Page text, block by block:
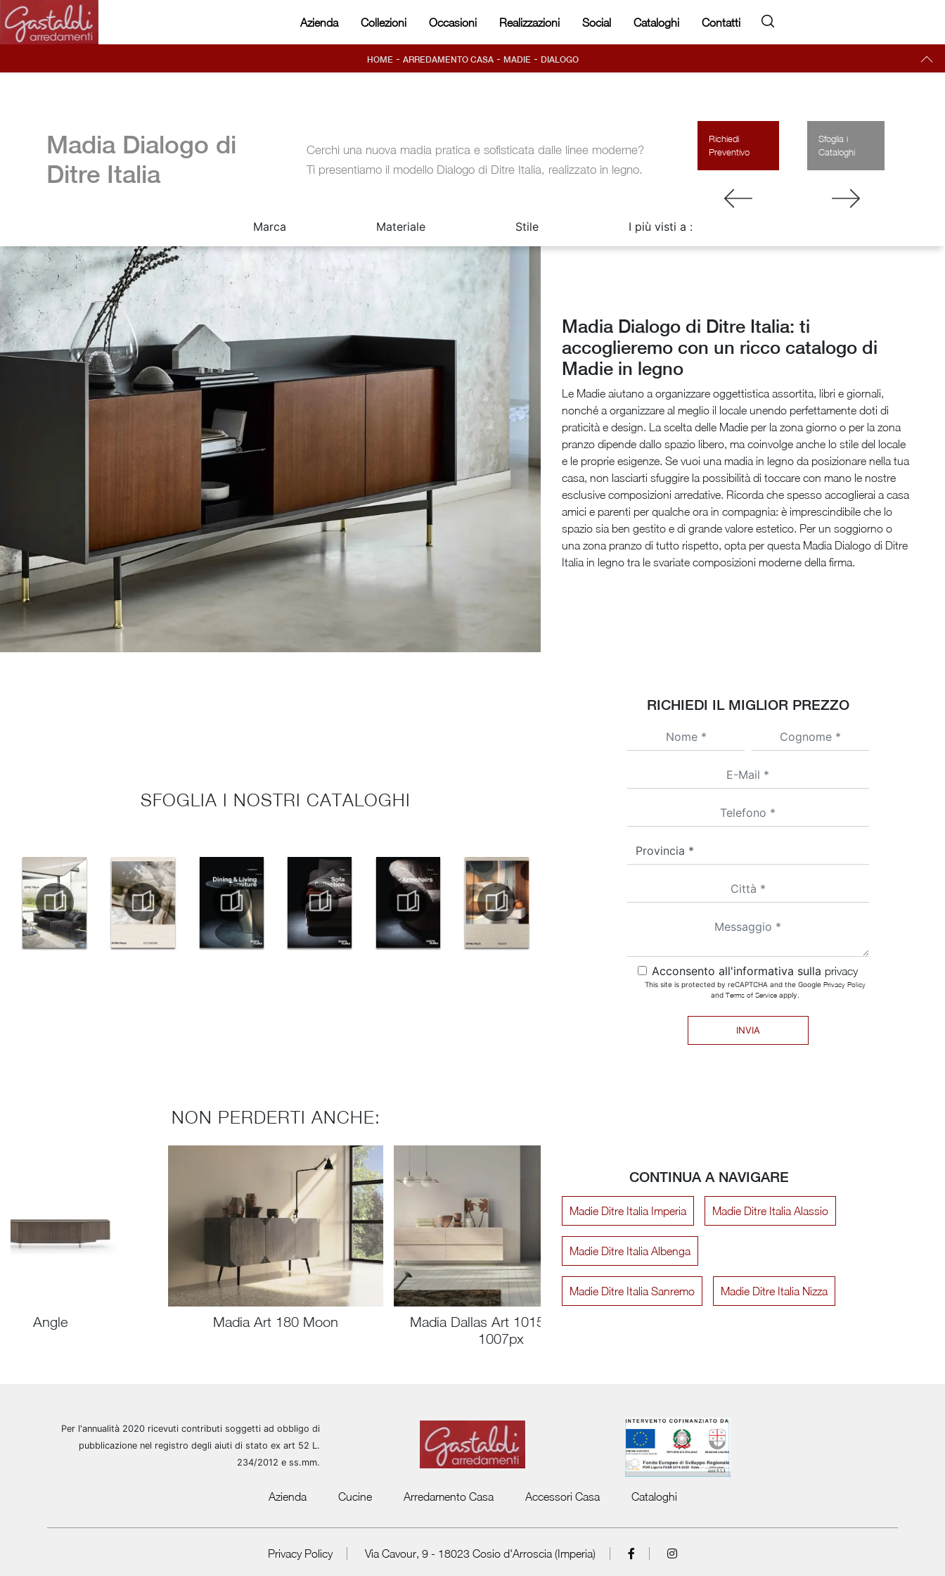
Azienda Collezioni Occasioni Realizzazioni Social Cataloghi Contatti
HOME - ARREDAMENTO CASA- MADIE - DIALOGO
Madia Dialogo di
Ditre Italia
Cerchi una nuova madia pratica e sofisticata dalle linee moderne?
Ti presentiamo il modello Dialogo di Ditre Italia, realizzato in legno.
Richiedi
Preventivo
Sfoglia i
Cataloghi
Marca Materiale Stile I più visti a :
Madia Dialogo di Ditre Italia: ti
accoglieremo con un ricco catalogo di
Madie in legno
Le Madie aiutano a organizzare oggettistica assortita, libri e giornali,
nonché a organizzare al meglio il locale unendo perfettamente doti di
praticità e design. La scelta delle Madie per la zona giorno o per la zona
pranzo dipende dallo spazio libero, ma coinvolge anche lo stile del locale
e le proprie esigenze. Se vuoi una madia in legno da posizionare nella tua
casa, non lasciarti sfuggire la possibilità di toccare con mano le nostre
esclusive composizioni arredative. Ricorda che spesso accoglierai a casa
amici e parenti per qualche ora in compagnia: è imprescindibile che lo
spazio sia ben gestito e di grande valore estetico. Per un soggiorno o
una zona pranzo di tutto rispetto, opta per questa Madia Dialogo di Ditre
Italia in legno tra le svariate composizioni moderne della firma.
SFOGLIA I NOSTRI CATALOGHI
RICHIEDI IL MIGLIOR PREZZO
Acconsento all'informativa sulla privacy
This site is protected by reCAPTCHA and the Google Privacy Policy
and Terms of Serviceapply.
INVIA
NON PERDERTI ANCHE:
Angle Madia Art 180 Moon
Madia Dallas Art 1015px e Art
1007px
CONTINUA A NAVIGARE
Madie Ditre Italia Imperia Madie Ditre Italia Alassio
Madie Ditre Italia Albenga
Madie Ditre Italia Sanremo Madie Ditre Italia Nizza
Per l'annualità 2020 ricevuti contributi soggetti ad obbligo di
pubblicazione nel registro degli aiuti di stato ex art 52 L.
234/2012 e ss.mm.
Azienda Cucine Arredamento Casa Accessori Casa Cataloghi
Privacy Policy Via Cavour, 9 - 18023 Cosio d'Arroscia (Imperia)